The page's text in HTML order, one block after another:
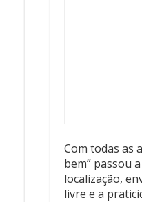
Com todas as
bem” passou
localização,
livre e a